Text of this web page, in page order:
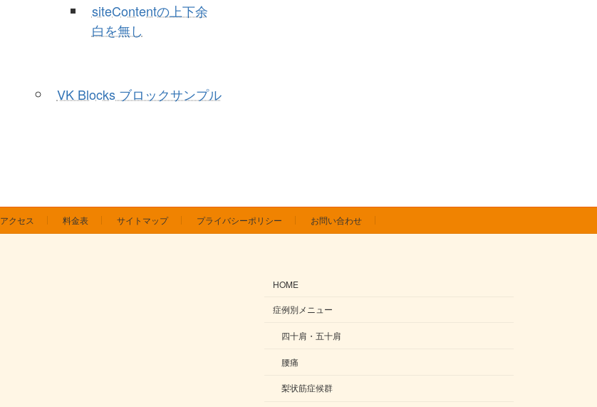
siteContentの上下余
白を無し
VK Blocks ブロックサンプル
アクセス 料金表 サイトマップ プライバシーポリシー お問い合わせ
HOME
症例別メニュー
四十肩・五十肩
腰痛
梨状筋症候群